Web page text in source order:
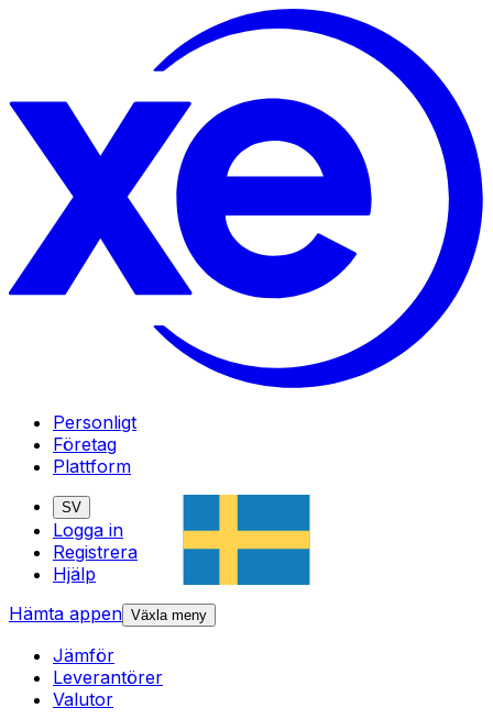
Personligt
Företag
Plattform
SV
Logga in
Registrera
Hjälp
Hämta appen Växla meny
Jämför
Leverantörer
Valutor